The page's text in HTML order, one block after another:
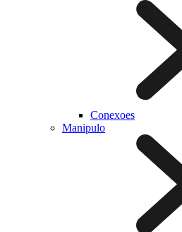
Conexoes
Manipulo